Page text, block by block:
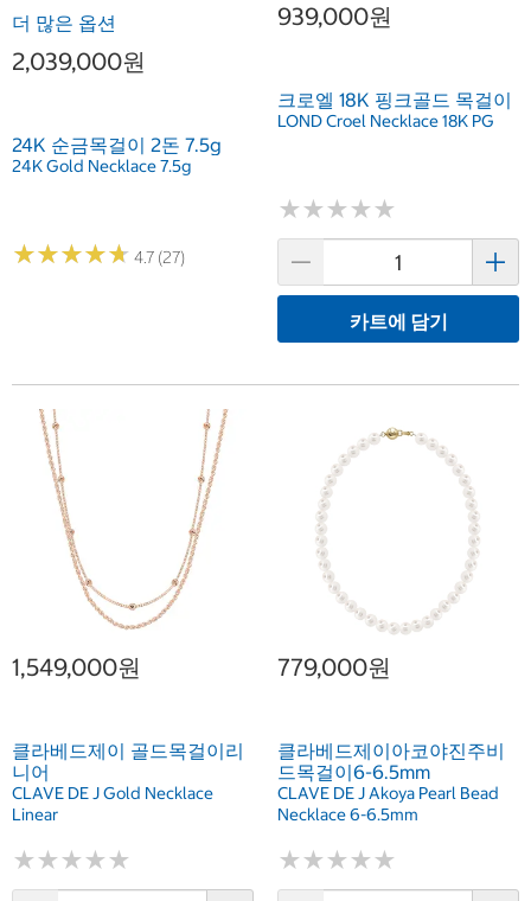
더 많은 옵션
2,039,000원
24K 순금목걸이 2돈 7.5g
24K Gold Necklace 7.5g
★★★★★
★★★★★ 4.7 (27)
939,000원
크로엘 18K 핑크골드 목걸이
LOND Croel Necklace 18K PG
★★★★★
★★★★★
카트에 담기
1,549,000원
클라베드제이 골드목걸이리
니어
CLAVE DE J Gold Necklace
Linear
★★★★★
★★★★★
779,000원
클라베드제이아코야진주비
드목걸이6-6.5mm
CLAVE DE J Akoya Pearl Bead
Necklace 6-6.5mm
★★★★★
★★★★★